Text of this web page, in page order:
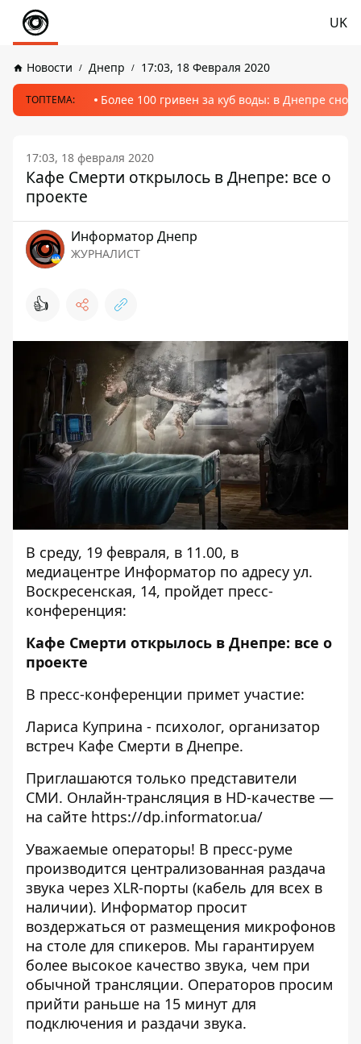
UK
Новости Днепр 17:03, 18 Февраля 2020
ТОПТЕМА: Более 100 гривен за куб воды: в Днепре
17:03, 18 февраля 2020
Кафе Смерти открылось в Днепре: все о
проекте
Информатор Днепр
ЖУРНАЛИСТ
👍
В среду, 19 февраля, в 11.00, в
медиацентре Информатор по адресу ул.
Воскресенская, 14, пройдет пресс-
конференция:
Кафе Смерти открылось в Днепре: все о
проекте
В пресс-конференции примет участие:
Лариса Куприна - психолог, организатор
встреч Кафе Смерти в Днепре.
Приглашаются только представители
СМИ. Онлайн-трансляция в HD-качестве —
на сайте https://dp.informator.ua/
Уважаемые операторы! В пресс-руме
производится централизованная раздача
звука через XLR-порты (кабель для всех в
наличии). Информатор просит
воздержаться от размещения микрофонов
на столе для спикеров. Мы гарантируем
более высокое качество звука, чем при
обычной трансляции. Операторов просим
прийти раньше на 15 минут для
подключения и раздачи звука.